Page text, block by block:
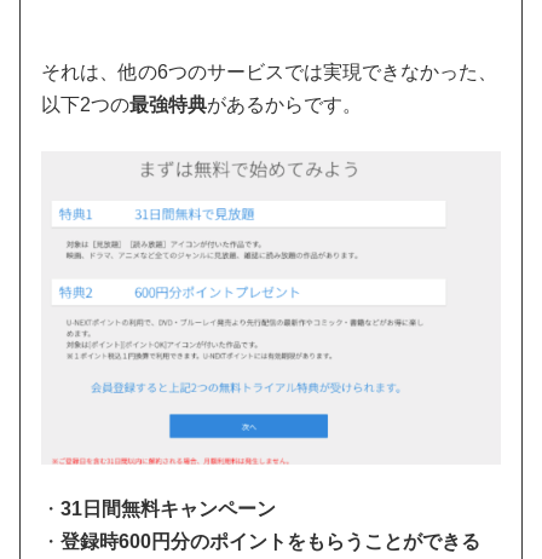
それは、他の6つのサービスでは実現できなかった、
以下2つの最強特典があるからです。
・31日間無料キャンペーン
・登録時600円分のポイントをもらうことができる